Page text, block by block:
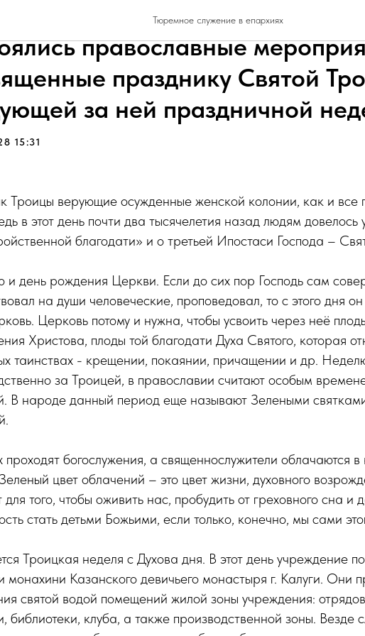
Тюремное служение в епархиях
7 УФСИН России по
православные
празднику Святой
за ней праздничной
15:31
Троицы верующие осужденные женской колонии, как и все
в этот день почти два тысячелетия назад людям довелось
благодати» и о третьей Ипостаси Господа –
и день рождения Церкви. Если до сих пор Господь сам
на души человеческие, проповедовал, то с этого дня
Церковь потому и нужна, чтобы усвоить через неё
Христова, плоды той благодати Духа Святого, которая
таинствах - крещении, покаянии, причащении и др.
за Троицей, в православии считают особым
В народе данный период еще называют Зелеными
проходят богослужения, а священнослужители облачаются
цвет облачений – это цвет жизни, духовного
для того, чтобы оживить нас, пробудить от греховного сна и
стать детьми Божьими, если только, конечно, мы сами
Троицкая неделя с Духова дня. В этот день учреждение
монахини Казанского девичьего монастыря г. Калуги. Они
святой водой помещений жилой зоны учреждения:
библиотеки, клуба, а также производственной зоны. Везде